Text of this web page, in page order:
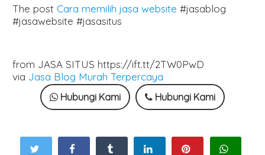
The post Cara memilih jasa website #jasablog
#jasawebsite #jasasitus
from JASA SITUS https://ift.tt/2TW0PwD
via Jasa Blog Murah Terpercaya
Hubungi Kami Hubungi Kami